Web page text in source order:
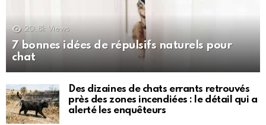
20.8k Views
7 bonnes idées de répulsifs naturels pour
chat
Des dizaines de chats errants retrouvés
près des zones incendiées : le détail qui a
alerté les enquêteurs